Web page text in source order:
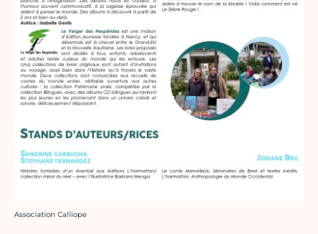
Crédit photo :
Association Calliope